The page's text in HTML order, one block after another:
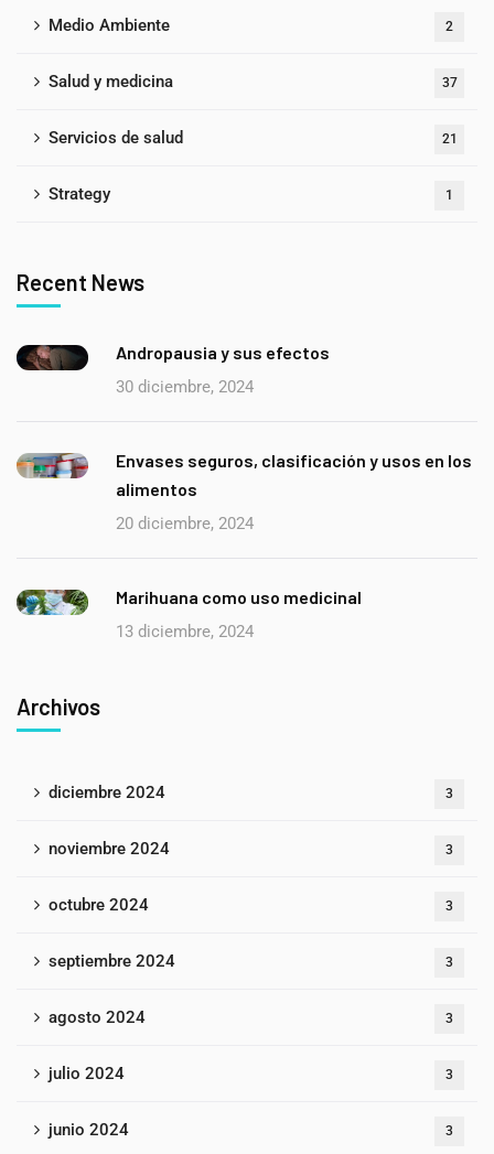
Medio Ambiente 2
Salud y medicina 37
Servicios de salud 21
Strategy 1
Recent News
Andropausia y sus efectos
30 diciembre, 2024
Envases seguros, clasificación y usos en los
alimentos
20 diciembre, 2024
Marihuana como uso medicinal
13 diciembre, 2024
Archivos
diciembre 2024 3
noviembre 2024 3
octubre 2024 3
septiembre 2024 3
agosto 2024 3
julio 2024 3
junio 2024 3